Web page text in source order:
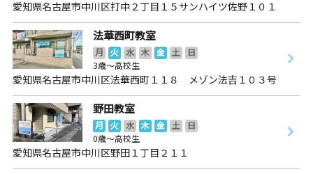
愛知県名古屋市中川区打中２丁目１５サンハイツ佐野１０１
法華西町教室
月 火 水 木 金 土
日
3歳～高校生
愛知県名古屋市中川区法華西町１１８ メゾン法吉１０３号
野田教室
月 火 水 木 金 土
日
0歳～高校生
愛知県名古屋市中川区野田１丁目２１１